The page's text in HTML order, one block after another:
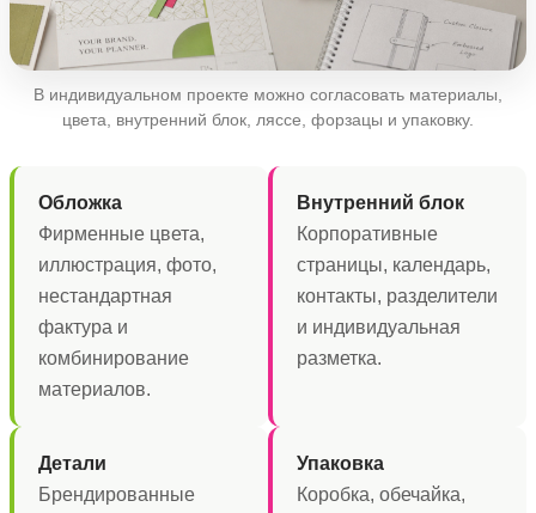
В индивидуальном проекте можно согласовать материалы,
цвета, внутренний блок, ляссе, форзацы и упаковку.
Обложка
Фирменные цвета,
иллюстрация, фото,
нестандартная
фактура и
комбинирование
материалов.
Внутренний блок
Корпоративные
страницы, календарь,
контакты, разделители
и индивидуальная
разметка.
Детали
Брендированные
Упаковка
Коробка, обечайка,